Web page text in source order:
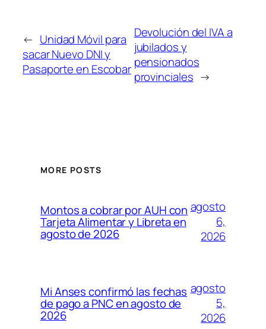
← Unidad Móvil para
sacar Nuevo DNI y
Pasaporte en Escobar
Devolución del IVA a
jubilados y
pensionados
provinciales →
MORE POSTS
Montos a cobrar por AUH con
Tarjeta Alimentar y Libreta en
agosto de 2026
agosto
6,
2026
Mi Anses confirmó las fechas
de pago a PNC en agosto de
2026
agosto
5,
2026